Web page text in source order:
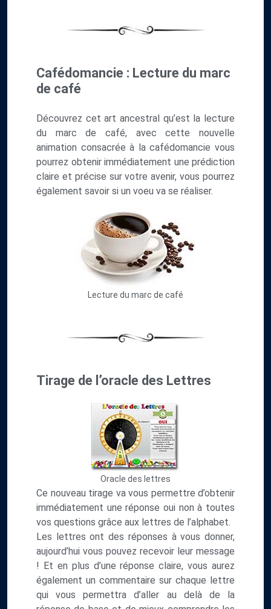
Cafédomancie : Lecture du marc
de café
Découvrez cet art ancestral qu’est la lecture
du marc de café, avec cette nouvelle
animation consacrée à la cafédomancie vous
pourrez obtenir immédiatement une prédiction
claire et précise sur votre avenir, vous pourrez
également savoir si un voeu va se réaliser.
Lecture du marc de café
Tirage de l’oracle des Lettres
Oracle des lettres
Ce nouveau tirage va vous permettre d’obtenir
immédiatement une réponse oui non à toutes
vos questions grâce aux lettres de l’alphabet.
Les lettres ont des réponses à vous donner,
aujourd’hui vous pouvez recevoir leur message
! Et en plus d’une réponse claire, vous aurez
également un commentaire sur chaque lettre
qui vous permettra d’aller au delà de la